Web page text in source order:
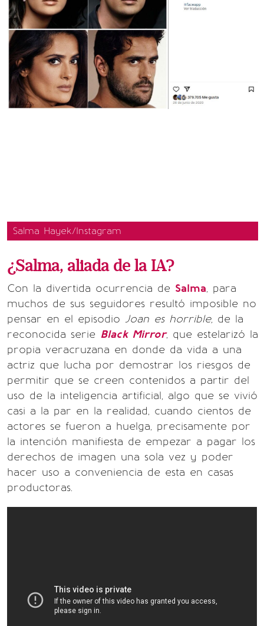
Salma Hayek/Instagram
¿Salma, aliada de la IA?
Con la divertida ocurrencia de Salma, para
muchos de sus seguidores resultó imposible no
pensar en el episodio Joan es horrible, de la
reconocida serie Black Mirror, que estelarizó la
propia veracruzana en donde da vida a una
actriz que lucha por demostrar los riesgos de
permitir que se creen contenidos a partir del
uso de la inteligencia artificial, algo que se vivió
casi a la par en la realidad, cuando cientos de
actores se fueron a huelga, precisamente por
la intención manifiesta de empezar a pagar los
derechos de imagen una sola vez y poder
hacer uso a conveniencia de esta en casas
productoras.